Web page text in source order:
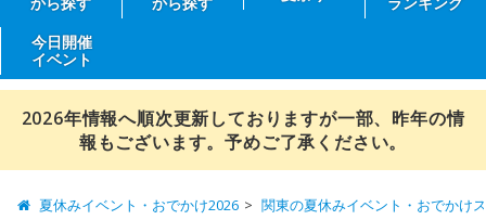
今日開催
イベント
2026年情報へ順次更新しておりますが一部、昨年の情
報もございます。予めご了承ください。
夏休みイベント・おでかけ2026 関東の夏休みイベント・おでかけ